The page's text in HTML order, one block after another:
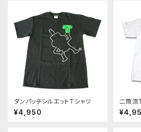
ダンパッチシルエットTシャツ
¥4,950
二筒流